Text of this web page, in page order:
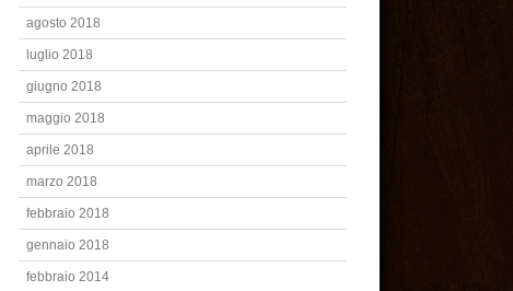
agosto 2018
luglio 2018
giugno 2018
maggio 2018
aprile 2018
marzo 2018
febbraio 2018
gennaio 2018
febbraio 2014